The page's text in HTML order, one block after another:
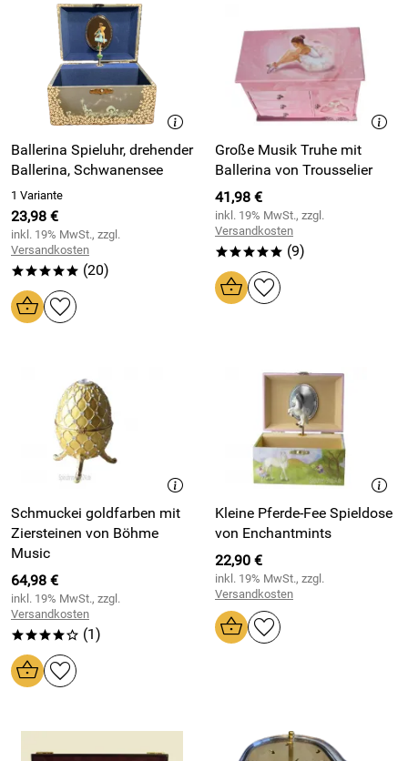
Ballerina Spieluhr, drehender
Ballerina, Schwanensee
1 Variante
23,98 €
inkl. 19% MwSt., zzgl.
Versandkosten
***** (20)
Große Musik Truhe mit
Ballerina von Trousselier
41,98 €
inkl. 19% MwSt., zzgl.
Versandkosten
***** (9)
Schmuckei goldfarben mit
Ziersteinen von Böhme
Music
64,98 €
inkl. 19% MwSt., zzgl.
Versandkosten
****o (1)
Kleine Pferde-Fee Spieldose
von Enchantmints
22,90 €
inkl. 19% MwSt., zzgl.
Versandkosten